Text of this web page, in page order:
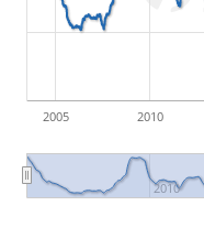
2005 2010
2010